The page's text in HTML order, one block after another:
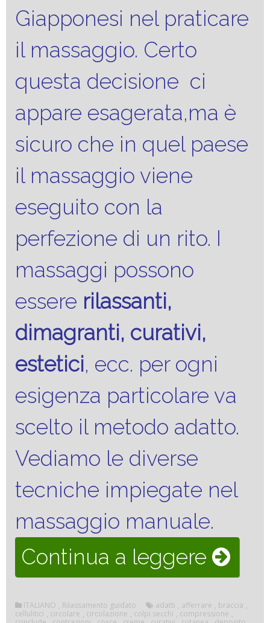
Giapponesi nel praticare
il massaggio. Certo
questa decisione ci
appare esagerata,ma è
sicuro che in quel paese
il massaggio viene
eseguito con la
perfezione di un rito. I
massaggi possono
essere rilassanti,
dimagranti, curativi,
estetici, ecc. per ogni
esigenza particolare va
scelto il metodo adatto.
Vediamo le diverse
tecniche impiegate nel
massaggio manuale.
Continua a leggere “Il
ITALIANO , Rilassamento guidato adatti , afferrare , braccia ,
cellulitici , circolare , circolazione , colpi secchi , compressione ,